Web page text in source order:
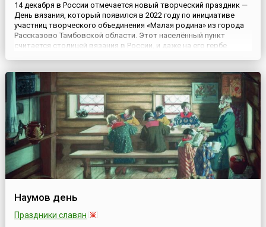
14 декабря в России отмечается новый творческий праздник —
День вязания, который появился в 2022 году по инициативе
участниц творческого объединения «Малая родина» из города
Рассказово Тамбовской области. Этот населённый пункт
считается столицей вязания в России, и даже на его гербе
знак...
Наумов день
Праздники славян